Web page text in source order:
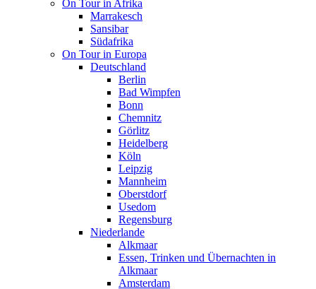
On Tour in Afrika
Marrakesch
Sansibar
Südafrika
On Tour in Europa
Deutschland
Berlin
Bad Wimpfen
Bonn
Chemnitz
Görlitz
Heidelberg
Köln
Leipzig
Mannheim
Oberstdorf
Usedom
Regensburg
Niederlande
Alkmaar
Essen, Trinken und Übernachten in
Alkmaar
Amsterdam